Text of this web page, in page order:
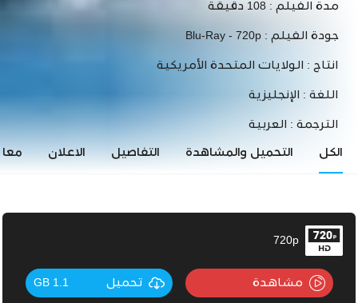
مدة الفيلم : 108 دقيقة
جودة الفيلم : Blu-Ray - 720p
انتاج : الولايات المتحدة الأمريكية
اللغة : الإنجليزية
الترجمة : العربية
الكل التحميل والمشاهدة التفاصيل الاعلان
720p
مشاهدة تحميل 1.1 GB